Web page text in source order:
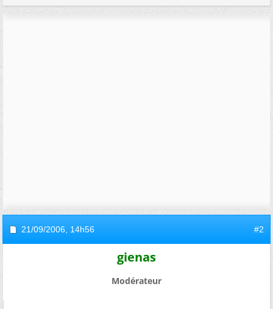
21/09/2006, 14h56 #2
gienas
Modérateur